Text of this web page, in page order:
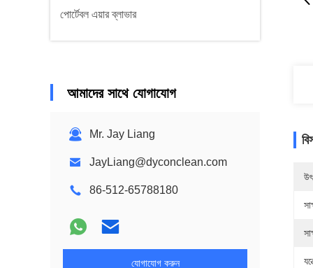
পোর্টেবল এয়ার ব্লাভার
আমাদের সাথে যোগাযোগ
Mr. Jay Liang
JayLiang@dyconclean.com
86-512-65788180
যোগাযোগ করুন